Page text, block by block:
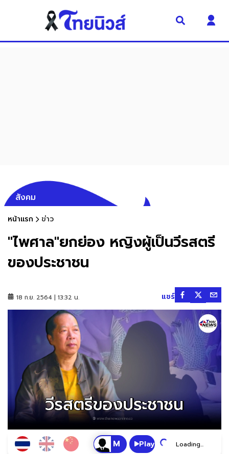
สังคม
หน้าแรก ข่าว
"ไพศาล"ยกย่อง หญิงผู้เป็นวีรสตรี
ของประชาชน
18 ก.ย. 2564 | 13:32 น. แชร์
Play Loading...